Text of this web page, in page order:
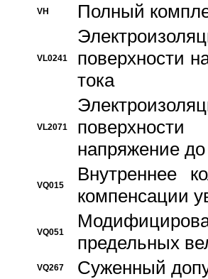
VH Полный
VL0241
поверхности
тока
VL2071
напряжение
VQ015
Bнутреннее
компенсации
VQ051
предельных
VQ267 Суженный